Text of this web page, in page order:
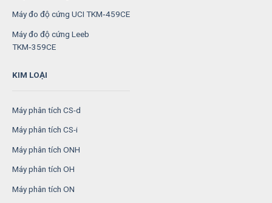
Máy đo độ cứng UCI TKM‑459CE
Máy đo độ cứng Leeb
TKM‑359CE
KIM LOẠI
Máy phân tích CS-d
Máy phân tích CS-i
Máy phân tích ONH
Máy phân tích OH
Máy phân tích ON